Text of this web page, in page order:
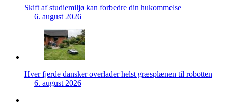
Skift af studiemiljø kan forbedre din hukommelse
6. august 2026
Hver fjerde dansker overlader helst græsplænen til robotten
6. august 2026